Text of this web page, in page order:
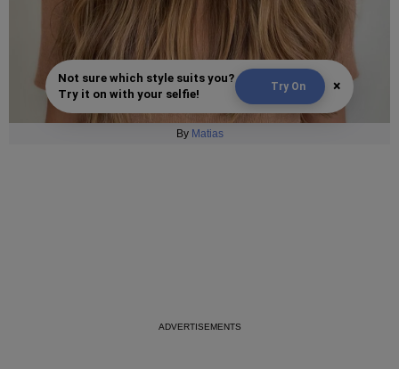
Not sure which style suits you?
Try it on with your selfie!
Try On ×
By Matias